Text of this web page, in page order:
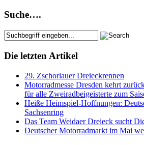
Suche….
Die letzten Artikel
29. Zschorlauer Dreieckrennen
Motorradmesse Dresden kehrt
für alle Zweiradbeigeisterte zum
Heiße Heimspiel-Hoffnungen:
Sachsenring
Das Team Weidaer Dreieck sucht
Deutscher Motorradmarkt im Mai